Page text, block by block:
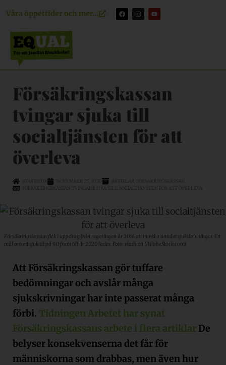
Våra öppettider och mer...
Försäkringskassan
tvingar sjuka till
socialtjänsten för att
överleva
Försäkringskassan fick i uppdrag från regeringen år 2016 att minska antalet sjukskrivningar. Ett
mål om ett sjuktal på 9,0 fram till år 2020 lades. Foto: vladuzn (AdobeStock.com)
Att Försäkringskassan gör tuffare
bedömningar och avslår många
sjukskrivningar har inte passerat många
förbi. Tidningen Arbetet har synat
Försäkringskassans arbete i flera artiklar De
belyser konsekvenserna det får för
människorna som drabbas, men även hur